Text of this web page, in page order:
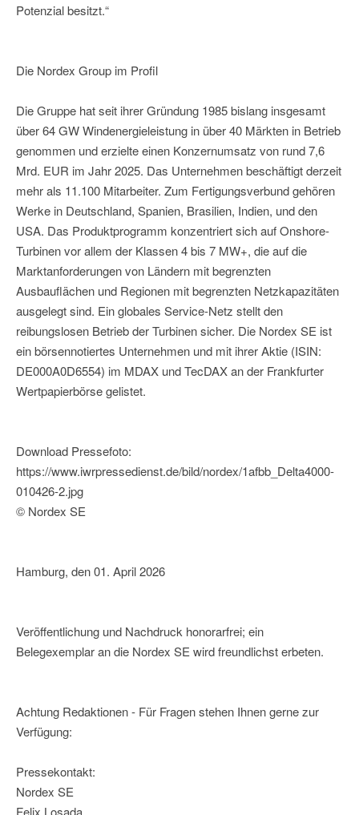
Potenzial besitzt.“
Die Nordex Group im Profil
Die Gruppe hat seit ihrer Gründung 1985 bislang insgesamt
über 64 GW Windenergieleistung in über 40 Märkten in Betrieb
genommen und erzielte einen Konzernumsatz von rund 7,6
Mrd. EUR im Jahr 2025. Das Unternehmen beschäftigt derzeit
mehr als 11.100 Mitarbeiter. Zum Fertigungsverbund gehören
Werke in Deutschland, Spanien, Brasilien, Indien, und den
USA. Das Produktprogramm konzentriert sich auf Onshore-
Turbinen vor allem der Klassen 4 bis 7 MW+, die auf die
Marktanforderungen von Ländern mit begrenzten
Ausbauflächen und Regionen mit begrenzten Netzkapazitäten
ausgelegt sind. Ein globales Service-Netz stellt den
reibungslosen Betrieb der Turbinen sicher. Die Nordex SE ist
ein börsennotiertes Unternehmen und mit ihrer Aktie (ISIN:
DE000A0D6554) im MDAX und TecDAX an der Frankfurter
Wertpapierbörse gelistet.
Download Pressefoto:
https://www.iwrpressedienst.de/bild/nordex/1afbb_Delta4000-
010426-2.jpg
© Nordex SE
Hamburg, den 01. April 2026
Veröffentlichung und Nachdruck honorarfrei; ein
Belegexemplar an die Nordex SE wird freundlichst erbeten.
Achtung Redaktionen - Für Fragen stehen Ihnen gerne zur
Verfügung:
Pressekontakt:
Nordex SE
Felix Losada